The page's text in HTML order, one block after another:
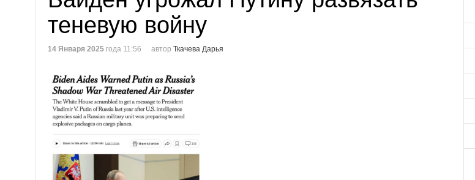
теневую войну
14 Января 2025 года 11:56 автор Ткачева Дарья